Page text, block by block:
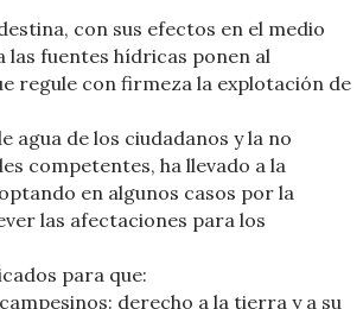
con sus efectos en el medio
las fuentes hídricas ponen al
regule con firmeza la explotación de
agua de los ciudadanos y la no
competentes, ha llevado a la
en algunos casos por la
las afectaciones para los
para que:
derecho a la tierra y a su